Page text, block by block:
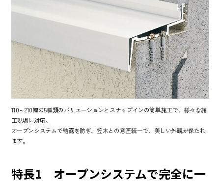
110～210幅の5種類のバリエーションとスナップインの簡単施工で、様々な施
工現場に対応。
オープンシステムで結露を防ぎ、笠木との意匠統一で、美しい外観が保たれ
ます。
特長1 オープンシステムで完全に一